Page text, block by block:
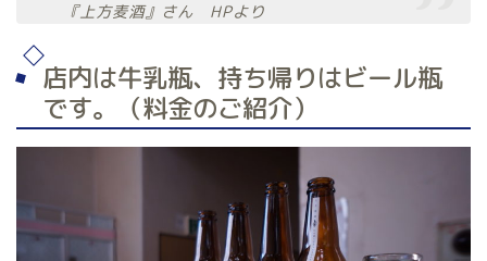
『上方麦酒』さん HPより
店内は牛乳瓶、持ち帰りはビール瓶
です。（料金のご紹介）